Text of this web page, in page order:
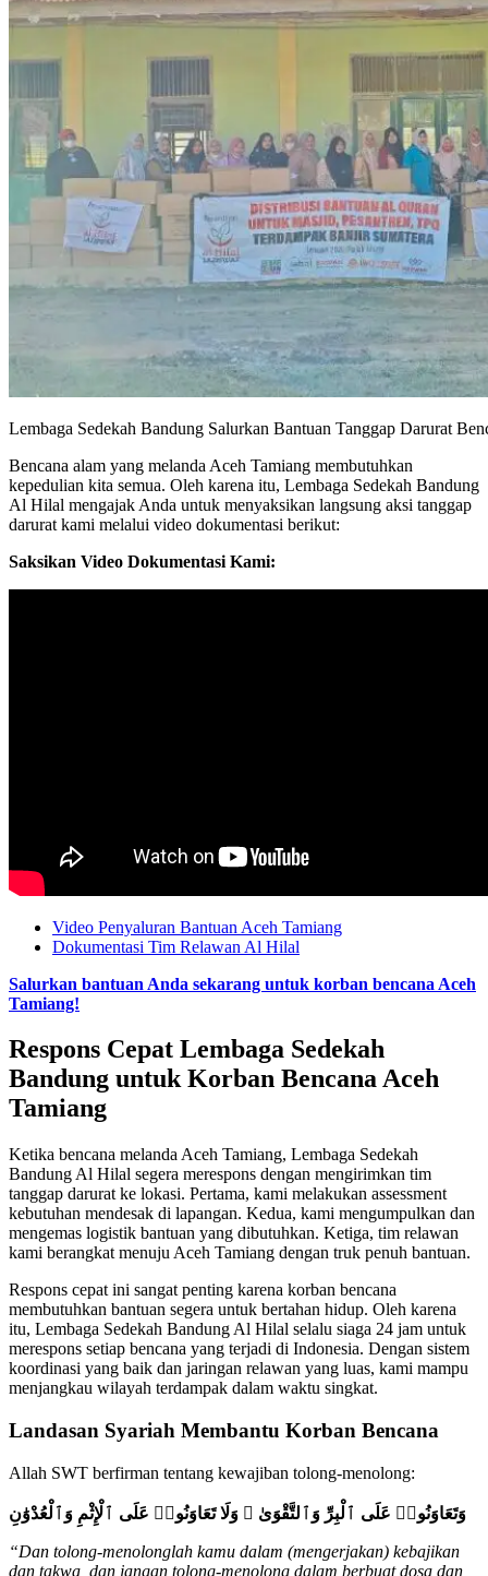
Lembaga Sedekah Bandung Salurkan Bantuan Tanggap Darurat
Bencana alam yang melanda Aceh Tamiang membutuhkan
kepedulian kita semua. Oleh karena itu, Lembaga Sedekah Bandung
Al Hilal mengajak Anda untuk menyaksikan langsung aksi tanggap
darurat kami melalui video dokumentasi berikut:
Saksikan Video Dokumentasi Kami:
Video Penyaluran Bantuan Aceh Tamiang
Dokumentasi Tim Relawan Al Hilal
Salurkan bantuan Anda sekarang untuk korban bencana Aceh
Tamiang!
Respons Cepat Lembaga Sedekah
Bandung untuk Korban Bencana Aceh
Tamiang
Ketika bencana melanda Aceh Tamiang, Lembaga Sedekah
Bandung Al Hilal segera merespons dengan mengirimkan tim
tanggap darurat ke lokasi. Pertama, kami melakukan assessment
kebutuhan mendesak di lapangan. Kedua, kami mengumpulkan dan
mengemas logistik bantuan yang dibutuhkan. Ketiga, tim relawan
kami berangkat menuju Aceh Tamiang dengan truk penuh bantuan.
Respons cepat ini sangat penting karena korban bencana
membutuhkan bantuan segera untuk bertahan hidup. Oleh karena
itu, Lembaga Sedekah Bandung Al Hilal selalu siaga 24 jam untuk
merespons setiap bencana yang terjadi di Indonesia. Dengan sistem
koordinasi yang baik dan jaringan relawan yang luas, kami mampu
menjangkau wilayah terdampak dalam waktu singkat.
Landasan Syariah Membantu Korban Bencana
Allah SWT berfirman tentang kewajiban tolong-menolong:
وَتَعَاوَنُوا۟ عَلَى ٱلْبِرِّ وَٱلتَّقْوَىٰ ۖ وَلَا تَعَاوَنُوا۟ عَلَى ٱلْإِثْمِ وَٱلْعُدْوَٰنِ
“Dan tolong-menolonglah kamu dalam (mengerjakan) kebajikan
dan takwa, dan jangan tolong-menolong dalam berbuat dosa dan